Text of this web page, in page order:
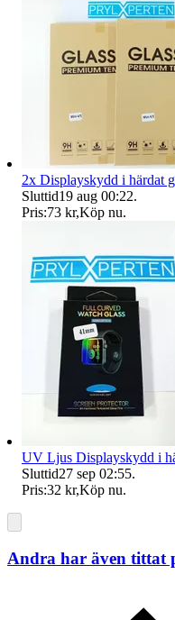
2x Displayskydd i härdat
Sluttid19 aug 00:22.
Pris:73 kr,Köp nu.
UV Ljus Displayskydd i
Sluttid27 sep 02:55.
Pris:32 kr,Köp nu.
Andra har även tittat